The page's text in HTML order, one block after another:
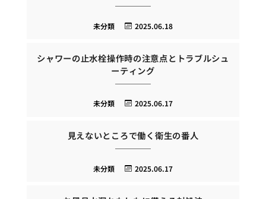
2025.06.18
未分類
シャワーの止水栓操作時の注意点とトラブルシュ
ーティング
2025.06.17
未分類
見えないところで働く衛生の番人
2025.06.17
未分類